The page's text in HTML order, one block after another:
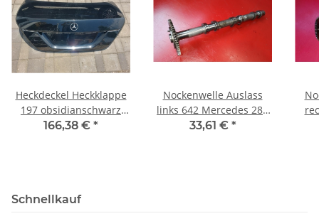
Heckdeckel Heckklappe
197 obsidianschwarz
Mercedes W221 S-Klasse
166,38 € *
Nockenwelle Auslass
links 642 Mercedes 280
300 320 350 CDI
33,61 € *
Schnellkauf